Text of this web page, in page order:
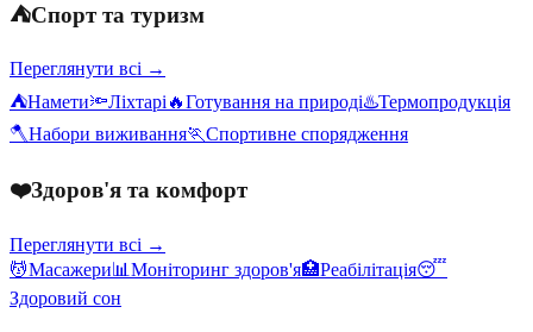
⛺Спорт та туризм
Переглянути всі →
⛺Намети🔦Ліхтарі 🔥Готування на природі♨️Термопродукція
🪓Набори виживання🏃Спортивне спорядження
❤️Здоров'я та комфорт
Переглянути всі →
💆Масажери📊 Моніторинг здоров'я🏥Реабілітація😴
Здоровий сон